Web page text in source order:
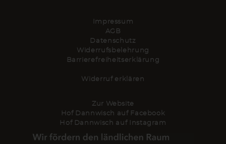
Impressum
AGB
Datenschutz
Widerrufsbelehrung
Barrierefreiheitserklärung
Widerruf erklären
Zur Website
Hof Dannwisch auf Facebook
Hof Dannwisch auf Instagram